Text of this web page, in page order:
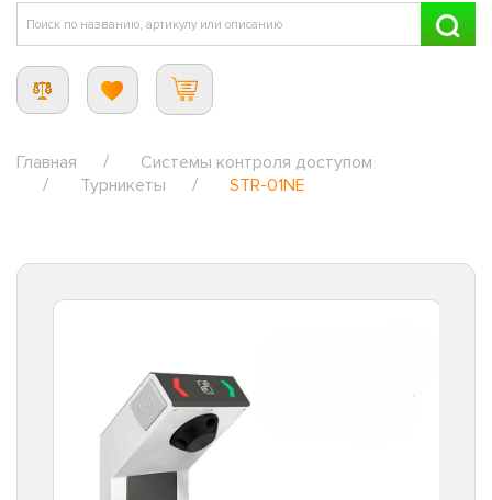
Главная
Системы контроля доступом
Турникеты
STR-01NE